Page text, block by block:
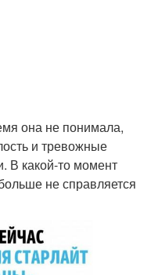
она не понимала,
и тревожные
В какой-то момент
не справляется